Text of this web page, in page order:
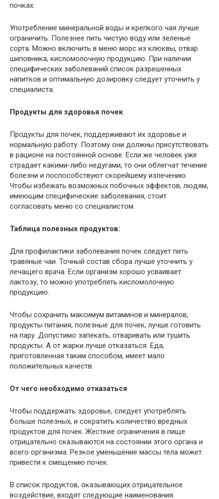
почках.
Употребление минеральной воды и крепкого чая лучше
ограничить. Полезнее пить чистую воду или зеленые
сорта. Можно включить в меню морс из клюквы, отвар
шиповника, кисломолочную продукцию. При наличии
специфических заболеваний список разрешенных
напитков и оптимальную дозировку следует уточнить у
специалиста.
Продукты для здоровья почек
Продукты для почек, поддерживают их здоровье и
нормальную работу. Поэтому они должны присутствовать
в рационе на постоянной основе. Если же человек уже
страдает какими-либо недугами, то они облегчат течение
болезни и поспособствуют скорейшему излечению.
Чтобы избежать возможных побочных эффектов, людям,
имеющим специфические заболевания, стоит
согласовать меню со специалистом.
Таблица полезных продуктов:
Для профилактики заболевания почек следует пить
травяные чаи. Точный состав сбора лучше уточнить у
лечащего врача. Если организм хорошо усваивает
лактозу, то можно употреблять кисломолочную
продукцию.
Чтобы сохранить максимум витаминов и минералов,
продукты питания, полезные для почек, лучше готовить
на пару. Допустимо запекать, отваривать или тушить
продукты. А от жарки лучше отказаться. Еда,
приготовленная таким способом, имеет мало
положительных качеств.
От чего необходимо отказаться
Чтобы поддержать здоровье, следует употреблять
больше полезных, и сократить количество вредных
продуктов для почек. Жесткие ограничения в пище
отрицательно сказываются на состоянии этого органа и
всего организма. Резкое уменьшение массы тела может
привести к смещению почек.
В список продуктов, оказывающих отрицательное
воздействие, входят следующие наименования: